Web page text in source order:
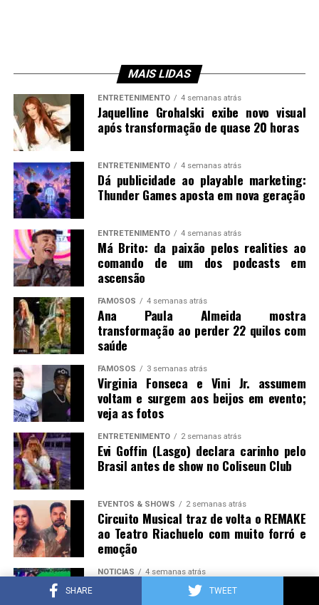
SHARE TWEET
MAIS LIDAS
ENTRETENIMENTO 4 semanas atrás
Jaquelline Grohalski exibe novo visual
após transformação de quase 20 horas
ENTRETENIMENTO 4 semanas atrás
Dá publicidade ao playable marketing:
Thunder Games aposta em nova geração
ENTRETENIMENTO 4 semanas atrás
Má Brito: da paixão pelos realities ao
comando de um dos podcasts em
ascensão
FAMOSOS 4 semanas atrás
Ana Paula Almeida mostra
transformação ao perder 22 quilos com
saúde
FAMOSOS 3 semanas atrás
Virginia Fonseca e Vini Jr. assumem
voltam e surgem aos beijos em evento;
veja as fotos
ENTRETENIMENTO 2 semanas atrás
Evi Goffin (Lasgo) declara carinho pelo
Brasil antes de show no Coliseun Club
EVENTOS & SHOWS 2 semanas atrás
Circuito Musical traz de volta o REMAKE
ao Teatro Riachuelo com muito forró e
emoção
NOTICIAS 4 semanas atrás
Domingo em família é no SBT: emissora
alcança a liderança no ibope